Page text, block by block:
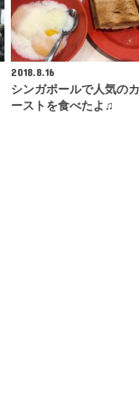
2018.8.16
シンガポールで人気の
ーストを食べたよ♫